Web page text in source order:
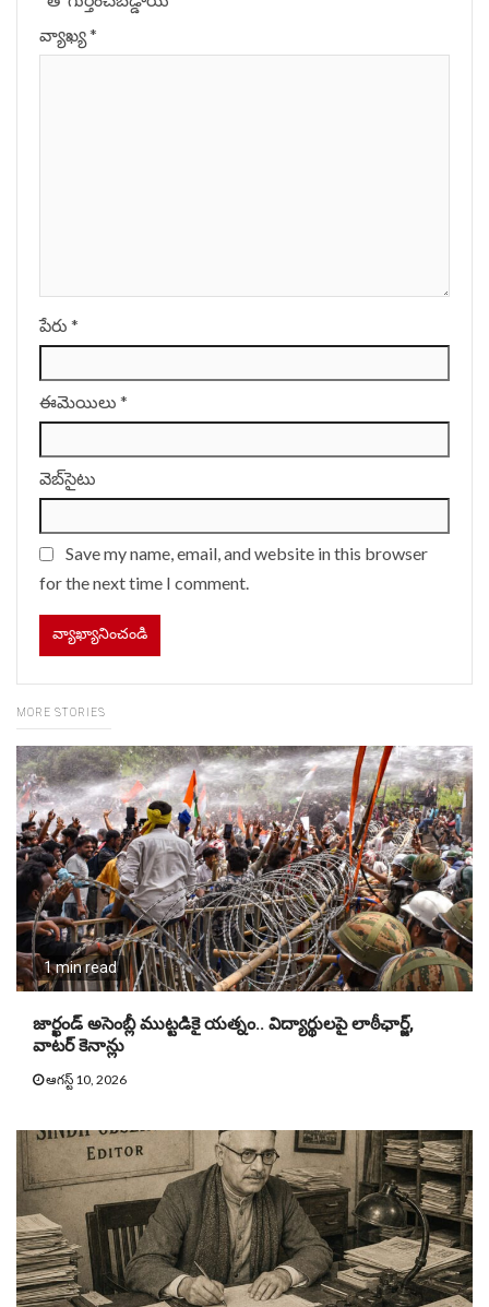
వ్యాఖ్య*
పేరు *
ఈమెయిలు *
వెబ్‌సైటు
Save my name, email, and website in this browser
for the next time I comment.
MORE STORIES
1 min read
జార్ఖండ్ అసెంబ్లీ ముట్టడికై యత్నం.. విద్యార్థులపై లాఠీఛార్జ్,
వాటర్‌ కెనాన్లు
ఆగస్ట్ 10, 2026